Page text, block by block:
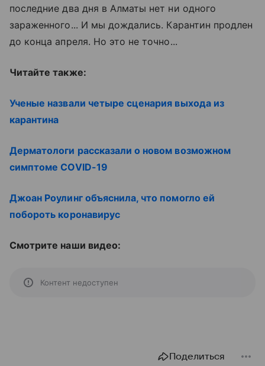
последние два дня в Алматы нет ни одного
зараженного... И мы дождались. Карантин продлен
до конца апреля. Но это не точно...
Читайте также:
Ученые назвали четыре сценария выхода из
карантина
Дерматологи рассказали о новом возможном
симптоме COVID-19
Джоан Роулинг объяснила, что помогло ей
побороть коронавирус
Смотрите наши видео:
Контент недоступен
Поделиться